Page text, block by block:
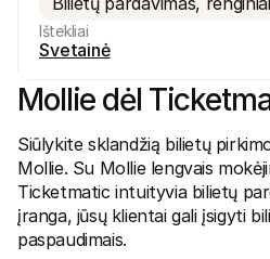
Ištekliai
Svetainė
Mollie dėl
Siūlykite sklandžią bilietų
Mollie. Su Mollie lengvais
Ticketmatic intuityvia bilietų
įranga, jūsų klientai gali įsigyti
paspaudimais.
Techniniai ištekliai
Programuotojų portalas
Atraskite kūrėjų išteklius ir
Bibliotekos
Integruokite Mollie su
Discord bendruomenė